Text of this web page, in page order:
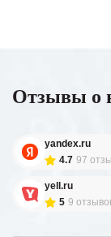
Отзывы о
yandex.ru
4.7 97
yell.ru
5 9